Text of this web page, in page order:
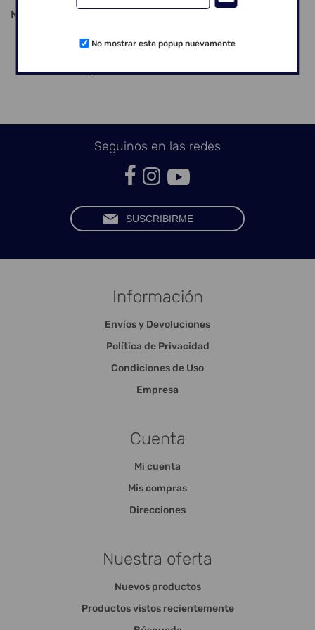
Masas cerámicas empleadas:
Dentina Opak OD-43;
Dentina Opak AD-2.
Seguinos en las redes
Información
Envíos y Devoluciones
Política de Privacidad
Condiciones de Uso
Empresa
Cuenta
Mi cuenta
Mis compras
Direcciones
Nuestra oferta
Nuevos productos
Productos vistos recientemente
No mostrar este popup nuevamente